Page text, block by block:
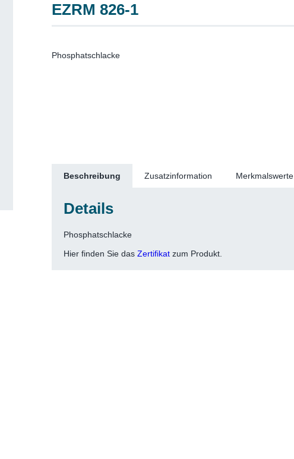
EZRM 826-1
Phosphatschlacke
Beschreibung Zusatzinformation Merkmalswerte
Details
Phosphatschlacke
Hier finden Sie das Zertifikat zum Produkt.